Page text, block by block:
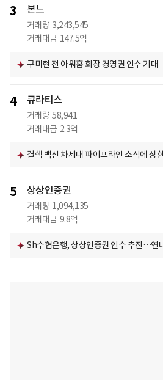
3 본느
거래량 3,243,545
거래대금 147.5억
구미현 전 아워홈 회장 경영권 인수 기대
4 큐라티스
거래량 58,941
거래대금 2.3억
결핵 백신 차세대 파이프라인 소식에 상
5 상상인증권
거래량 1,094,135
거래대금 9.8억
Sh수협은행, 상상인증권 인수 추진…연